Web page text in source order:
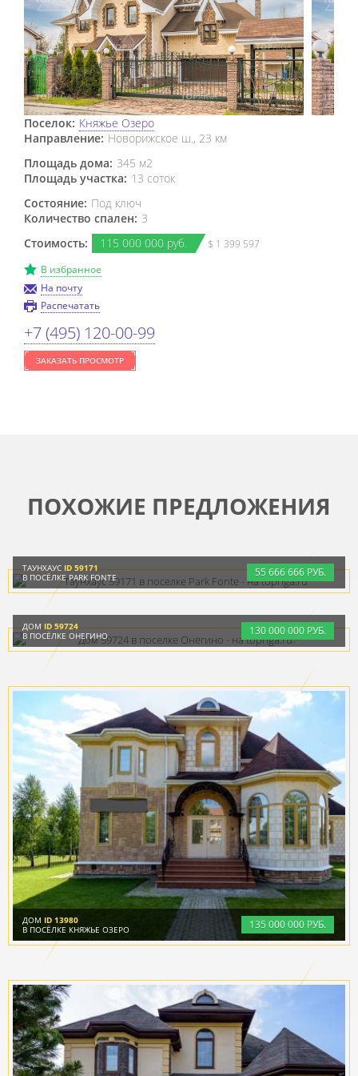
Поселок: Княжье Озеро
Направление: Новорижское ш., 23 км
Площадь дома: 345 м2
Площадь участка: 13 соток
Состояние: Под ключ
Количество спален: 3
Стоимость:
115 000 000 руб.
$ 1 399 597
В избранное
На почту
Распечатать
+7 (495) 120-00-99
ЗАКАЗАТЬ ПРОСМОТР
ПОХОЖИЕ ПРЕДЛОЖЕНИЯ
55666666 РУБ.
ТАУНХАУСID 59171
В ПОСЁЛКЕ PARK FONTE
130000000 РУБ.
ДОМID 59724
В ПОСЁЛКЕ ОНЕГИНО
135000000 РУБ.
ДОМ ID 13980
В ПОСЁЛКЕ КНЯЖЬЕ ОЗЕРО